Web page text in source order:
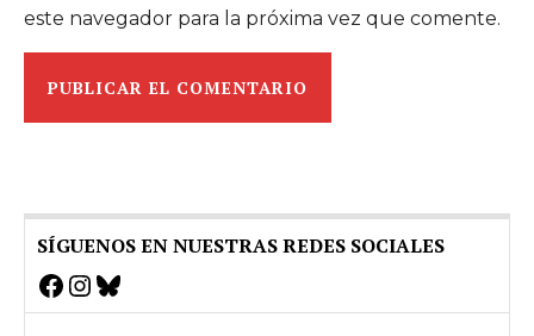
este navegador para la próxima vez que comente.
SÍGUENOS EN NUESTRAS REDES SOCIALES
Facebook
Instagram
Bluesky